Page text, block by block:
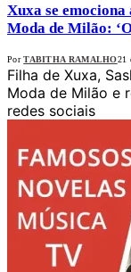
Xuxa se emociona
Moda de Milão:
Por TABITHA RAMALHO21
Filha de Xuxa,
Moda de Milão e
redes sociais